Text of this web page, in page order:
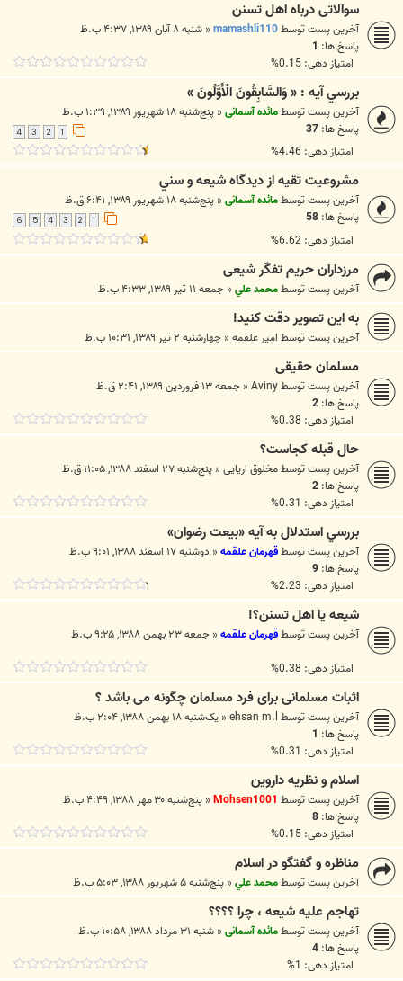
سوالاتی درباه اهل تسنن
آخرین پست توسطmamashli110
« شنبه ۸ آبان ۱۳۸۹, ۴:۳۷ ب.ظ
پاسخ ها: 1
امتیاز دهی: 0.15%
بررسي آيه : « وَالسَّابِقُونَ الْأَوَّلُونَ »
آخرین پست توسطمائده آسمانی« پنج‌شنبه ۱۸ شهریور ۱۳۸۹, ۱:۳۹ ب.ظ
پاسخ ها: 37
3
4
امتیاز دهی: 4.46%
مشروعيت تقيه از ديدگاه شيعه و سني
آخرین پست توسطمائده آسمانی« پنج‌شنبه ۱۸ شهریور ۱۳۸۹, ۶:۴۱ ق.ظ
پاسخ ها: 58
3
4
5
6
امتیاز دهی: 6.62%
مرزداران‌ حريم‌ تفكّر شيعی
آخرین پست توسطمحمد علي« جمعه ۱۱ تیر ۱۳۸۹, ۴:۳۳ ب.ظ
به این تصویر دقت کنید!
آخرین پست توسطامیر علقمه« چهارشنبه ۲ تیر ۱۳۸۹, ۱۰:۳۱ ب.ظ
مسلمان حقیقی
آخرین پست توسطAviny
« جمعه ۱۳ فروردین ۱۳۸۹, ۲:۴۱ ق.ظ
پاسخ ها: 2
امتیاز دهی: 0.38%
حال قبله کجاست؟
آخرین پست توسطمخلوق اریایی« پنج‌شنبه ۲۷ اسفند ۱۳۸۸, ۱۱:۰۵ ق.ظ
پاسخ ها: 2
امتیاز دهی: 0.31%
بررسي استدلال به آيه «بيعت رضوان»
آخرین پست توسطقهرمان علقمه« دوشنبه ۱۷ اسفند ۱۳۸۸, ۹:۰۱ ب.ظ
پاسخ ها: 9
امتیاز دهی: 2.23%
شیعه یا اهل تسنن؟!
آخرین پست توسطقهرمان علقمه« جمعه ۲۳ بهمن ۱۳۸۸, ۹:۲۵ ب.ظ
امتیاز دهی: 0.38%
اثبات مسلمانی برای فرد مسلمان چگونه می باشد ؟
آخرین پست توسطehsan m.l
« یک‌شنبه ۱۸ بهمن ۱۳۸۸, ۲:۰۴ ب.ظ
پاسخ ها: 1
امتیاز دهی: 0.31%
اسلام و نظريه داروين
آخرین پست توسطMohsen1001
« پنج‌شنبه ۳۰ مهر ۱۳۸۸, ۴:۴۹ ب.ظ
پاسخ ها: 8
امتیاز دهی: 0.15%
مناظره و گفتگو در اسلام
آخرین پست توسطمحمد علي« پنج‌شنبه ۵ شهریور ۱۳۸۸, ۵:۰۳ ب.ظ
تهاجم علیه شیعه ، چرا ؟؟؟؟
آخرین پست توسطمائده آسمانی« شنبه ۳۱ مرداد ۱۳۸۸, ۱۰:۵۸ ب.ظ
پاسخ ها: 4
امتیاز دهی: 1%